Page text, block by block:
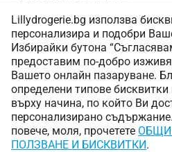
Lillydrogerie.bg използва
персонализира и подобри
Избирайки бутона
предоставим по-добро
Вашето онлайн пазаруване.
определени типове
върху начина, по който Ви
персонализирано
повече, моля, прочетете ОБЩИ
ПОЛЗВАНЕ И БИСКВИТКИ.
Начини на плащане:
Начини на доставка: